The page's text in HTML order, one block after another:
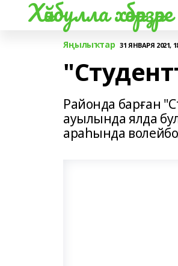
Хәйбулла хәбәрҙәре
Яңылыҡтар 31 ЯНВАРЯ 2021,
Районда барған
ауылында ялда
араһында